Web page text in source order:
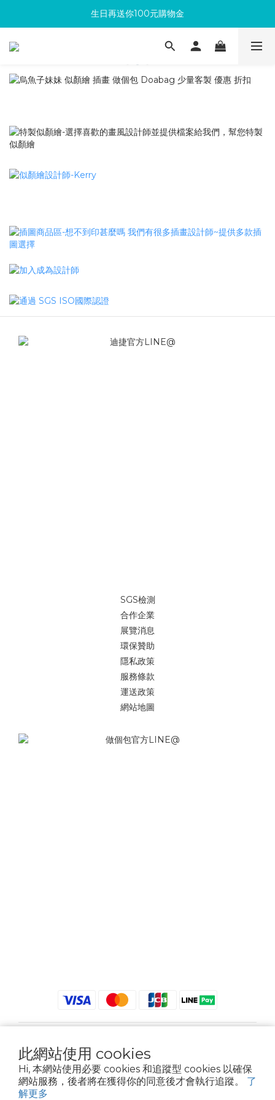
此網站使用 cookies
Hi, 本網站使用必要 cookies 和追蹤型 cookies 以確保
網站服務，後者將在獲得你的同意後才會執行追蹤。 了
解更多
滿300回饋10%購物金
生日再送你100元購物金
加入成為新會員 馬上領取50元購物金
滿300回饋10%購物金
SGS檢測
合作企業
展覽消息
環保贊助
隱私政策
服務條款
運送政策
網站地圖
$ TWD 繁體中文